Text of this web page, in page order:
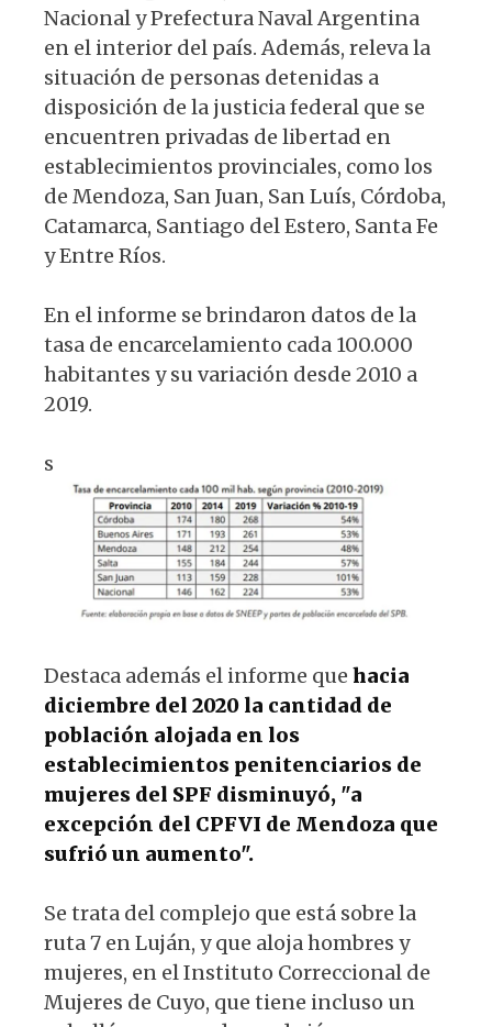
Nacional y Prefectura Naval Argentina
en el interior del país. Además, releva la
situación de personas detenidas a
disposición de la justicia federal que se
encuentren privadas de libertad en
establecimientos provinciales, como los
de Mendoza, San Juan, San Luís, Córdoba,
Catamarca, Santiago del Estero, Santa Fe
y Entre Ríos.
En el informe se brindaron datos de la
tasa de encarcelamiento cada 100.000
habitantes y su variación desde 2010 a
2019.
s
Destaca además el informe que hacia
diciembre del 2020 la cantidad de
población alojada en los
establecimientos penitenciarios de
mujeres del SPF disminuyó, "a
excepción del CPFVI de Mendoza que
sufrió un aumento".
Se trata del complejo que está sobre la
ruta 7 en Luján, y que aloja hombres y
mujeres, en el Instituto Correccional de
Mujeres de Cuyo, que tiene incluso un